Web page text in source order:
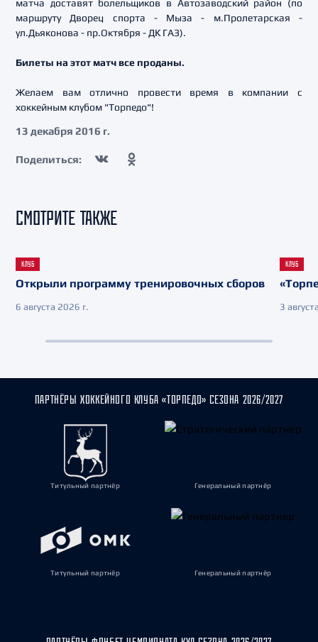
матча доставят болельщиков в Автозаводский район (по
маршруту Дворец спорта - Мыза - м.Пролетарская -
ул.Дьяконова - пр.Октября - ДК ГАЗ).
Билеты на этот матч все проданы.
Желаем вам отлично провести время в компании с
хоккейным клубом "Торпедо"!
13 декабря 2016 г.
Поделиться:
СМОТРИТЕ ТАКЖЕ
КЛУБ
Открыли программу тренировочных сборов
6 августа 2026 г.
КЛУБ
3
ПАРТНЁРЫ ХОККЕЙНОГО КЛУБА «ТОРПЕДО» СЕЗОНА 2026/2027
Титульный партнёр Генеральный партнёр
Титульный партнёр Генеральный партнёр